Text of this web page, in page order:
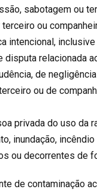
sabotagem ou
ou
intencional,
disputa relacionada
de
ou de
privada do uso da
inundação,
ou decorrentes de
de contaminação